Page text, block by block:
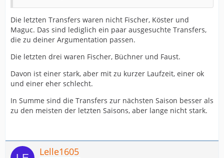
Die letzten Transfers waren nicht Fischer, Köster und
Maguc. Das sind lediglich ein paar ausgesuchte Transfers,
die zu deiner Argumentation passen.
Die letzten drei waren Fischer, Büchner und Faust.
Davon ist einer stark, aber mit zu kurzer Laufzeit, einer ok
und einer eher schlecht.
In Summe sind die Transfers zur nächsten Saison besser als
zu den meisten der letzten Saisons, aber lange nicht stark.
Lelle1605